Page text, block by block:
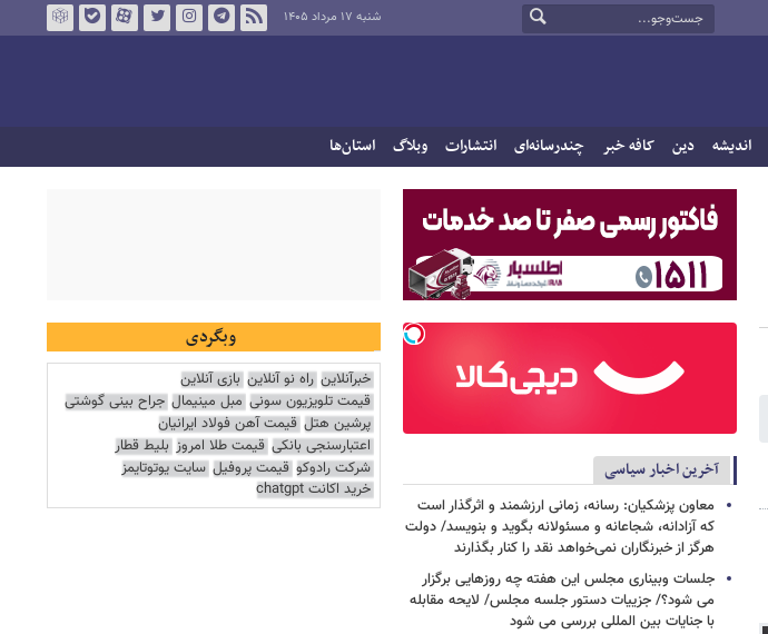
شنبه ۱۷ مرداد ۱۴۰۵
اندیشه دین کافه خبر چندرسانه‌ای انتشارات وبلاگ استان‌ها
آخرین اخبار سیاسی
معاون پزشکیان: رسانه، زمانی ارزشمند و اثرگذار است
که آزادانه، شجاعانه و مسئولانه بگوید و بنویسد/ دولت
هرگز از خبرنگاران نمی‌خواهد نقد را کنار بگذارند
جلسات وبیناری مجلس این هفته چه روزهایی برگزار
می شود؟/ جزییات دستور جلسه مجلس/ لایحه مقابله
با جنایات بین المللی بررسی می شود
وبگردی
خبرآنلاین راه نو آنلاین بازی آنلاین
قیمت تلویزیون سونی مبل مینیمال جراح بینی گوشتی
پرشین هتل قیمت آهن فولاد ایرانیان
اعتبارسنجی بانکی قیمت طلا امروز بلیط قطار
شرکت رادوکو قیمت پروفیل سایت یوتوتایمز
خرید اکانت chatgpt